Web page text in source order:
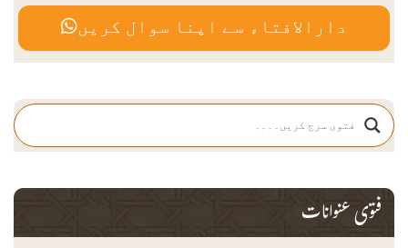
دارالافتاء سے اپنا سوال کریں
فتوی عنوانات